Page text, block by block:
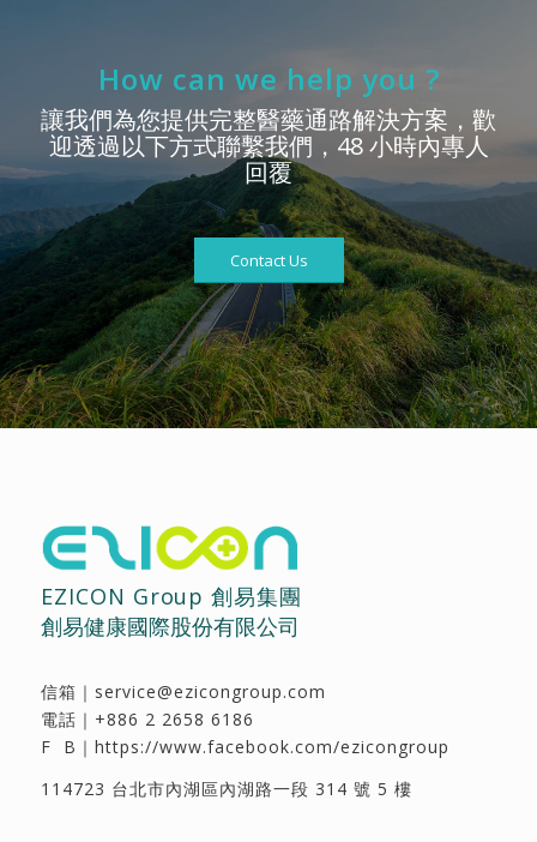
How can we help you ?
讓我們為您提供完整醫藥通路解決方案，歡
迎透過以下方式聯繫我們，48 小時內專人
回覆
Contact Us
EZICON Group 創易集團
創易健康國際股份有限公司
信箱｜ service@ezicongroup.com
電話｜ +886 2 2658 6186
F B｜ https://www.facebook.com/ezicongroup
114723 台北市內湖區內湖路一段 314 號 5 樓